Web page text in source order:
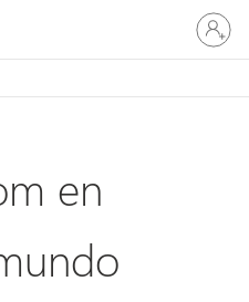
Iniciar
sesión
en
cuenta
en